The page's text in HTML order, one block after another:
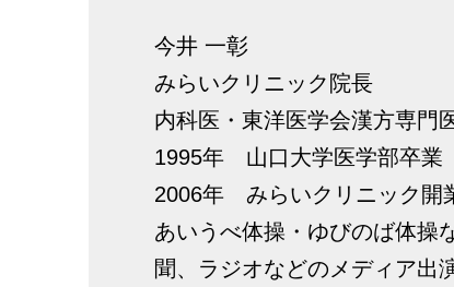
今井 一彰
みらいクリニック院長
内科医・東洋医学会漢方専門
1995年 山口大学医学部卒
2006年 みらいクリニック
あいうべ体操・ゆびのば体操
聞、ラジオなどのメディア出